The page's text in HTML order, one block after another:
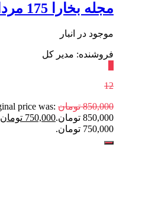
مجله بخارا 175 مرداد و شهریور 1405
موجود در انبار
فروشنده: مدیر کل
12
850,000 تومان price was:
850,000 تومان.
750,000 تومان
750,000 تومان.